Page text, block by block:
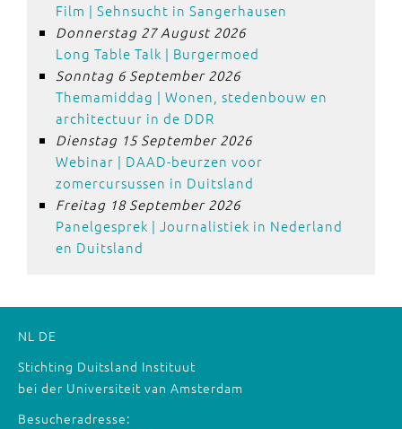
Film | Sehnsucht in Sangerhausen
Donnerstag 27 August 2026
Long Table Talk | Burgermoed
Sonntag 6 September 2026
Themamiddag | Wonen, stedenbouw en
architectuur in de DDR
Dienstag 15 September 2026
Webinar | DAAD-beurzen voor
zomercursussen in Duitsland
Freitag 18 September 2026
Panelgesprek | Journalistiek in Nederland
en Duitsland
NL DE
Stichting Duitsland Instituut
bei der Universiteit van Amsterdam
Besucheradresse: